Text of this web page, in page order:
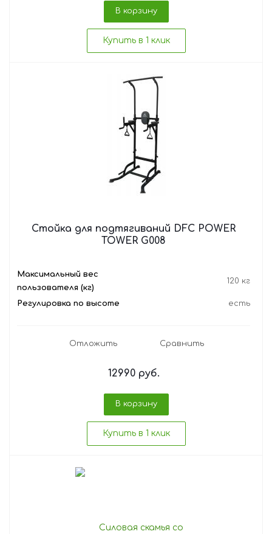
В корзину
Купить в 1 клик
Стойка для подтягиваний DFC POWER
TOWER G008
Максимальный вес
пользователя (кг)
120 кг
Регулировка по высоте есть
Отложить Сравнить
12990 руб.
В корзину
Купить в 1 клик